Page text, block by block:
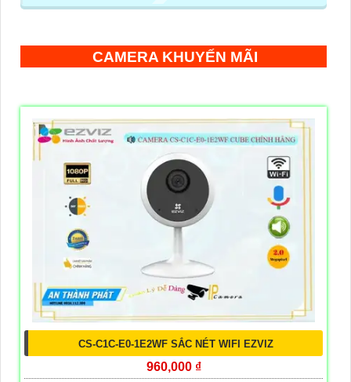
CAMERA KHUYẾN MÃI
CS-C1C-E0-1E2WF SẮC NÉT WIFI EZVIZ
960,000 ₫